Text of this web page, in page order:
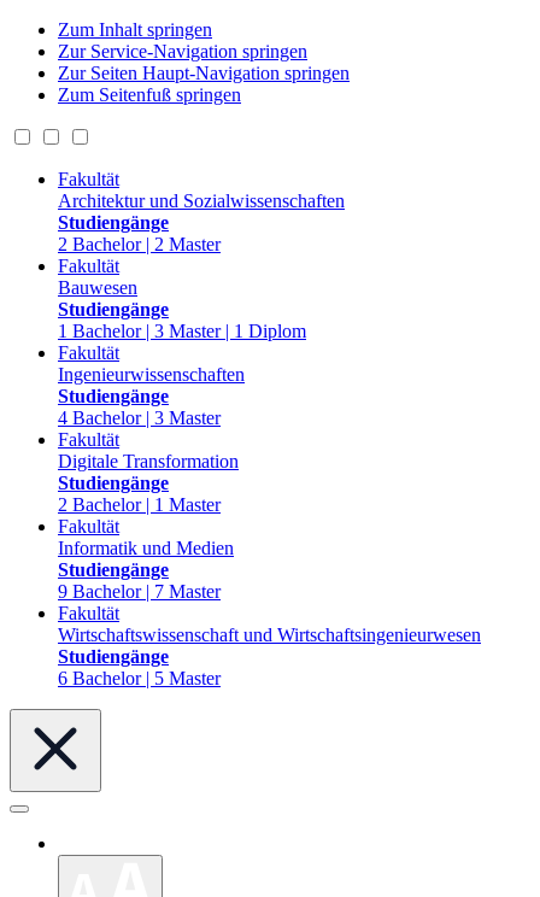
Zum Inhalt springen
Zur Service-Navigation springen
Zur Seiten Haupt-Navigation springen
Zum Seitenfuß springen
Fakultät
Architektur und Sozialwissenschaften
Studiengänge
2 Bachelor | 2 Master
Fakultät
Bauwesen
Studiengänge
1 Bachelor | 3 Master | 1 Diplom
Fakultät
Ingenieurwissenschaften
Studiengänge
4 Bachelor | 3 Master
Fakultät
Digitale Transformation
Studiengänge
2 Bachelor | 1 Master
Fakultät
Informatik und Medien
Studiengänge
9 Bachelor | 7 Master
Fakultät
Wirtschaftswissenschaft und Wirtschaftsingenieurwesen
Studiengänge
6 Bachelor | 5 Master